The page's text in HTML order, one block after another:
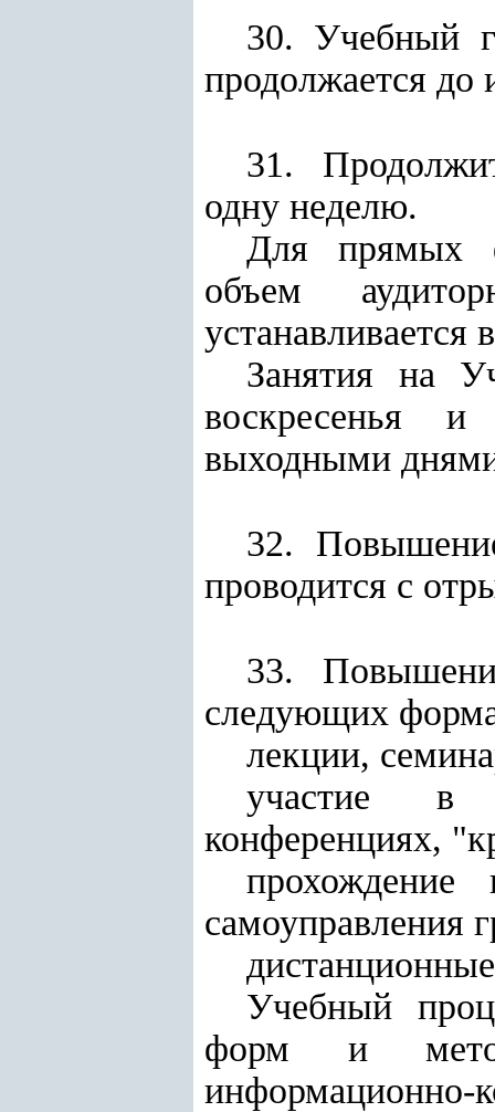
30. Учебный
продолжается до
31.
одну неделю.
Для прямых
объем
устанавливается
Занятия на
воскресенья
выходными
32.
проводится с
33.
следующих
лекции,
участие в
конференциях,
прохождение
самоуправления
Учебный
форм и
информационно-